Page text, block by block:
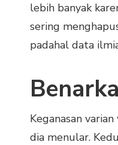
lebih banyak
sering
padahal data
Keganasan
dia menular.